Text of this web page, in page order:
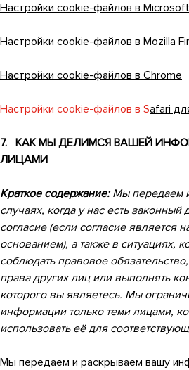
Настройки cookie-файлов в
Настройки cookie-файлов в Mozilla
Настройки cookie-файлов в Chrome
Настройки cookie-файлов в Safari
7. КАК МЫ ДЕЛИМСЯ ВАШЕЙ
ЛИЦАМИ
Краткое содержание:Мы передаем
случаях, когда у нас есть
согласие (если согласие
основанием), а также в ситуациях,
соблюдать правовое
права других лиц или выполнять
которого вы являетесь. Мы
информации только теми лицами,
использовать её для
Мы передаем и раскрываем вашу